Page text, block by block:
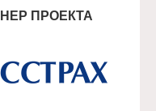
ПРОЕКТА